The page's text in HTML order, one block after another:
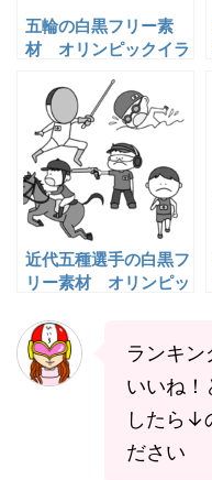
五輪の白黒フリー素
材 オリンピックイラ
近代五種選手の白黒フ
リー素材 オリンピッ
ランキ
いいね！
したら↓
ださい